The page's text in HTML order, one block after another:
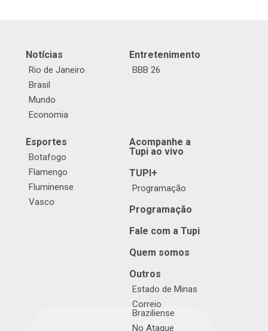
Notícias
Rio de Janeiro
Brasil
Mundo
Economia
Entretenimento
BBB 26
Esportes
Botafogo
Flamengo
Fluminense
Vasco
Acompanhe a
Tupi ao vivo
TUPI+
Programação
Programação
Fale com a Tupi
Quem somos
Outros
Estado de Minas
Correio
Braziliense
No Ataque